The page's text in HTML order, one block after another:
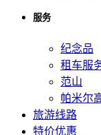
服务
纪念品
租车服
范山
帕米尔
旅游线路
特价优惠